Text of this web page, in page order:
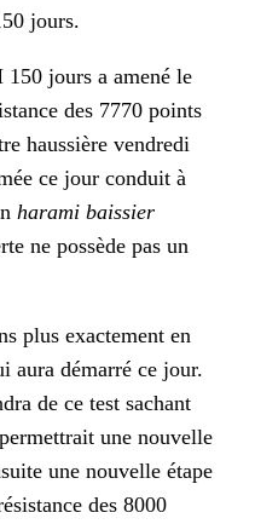
jours.
jours a amené le
des 7770 points
haussière vendredi
ce jour conduit à
harami baissier
ne possède pas un
plus exactement en
aura démarré ce jour.
de ce test sachant
une nouvelle
une nouvelle étape
des 8000